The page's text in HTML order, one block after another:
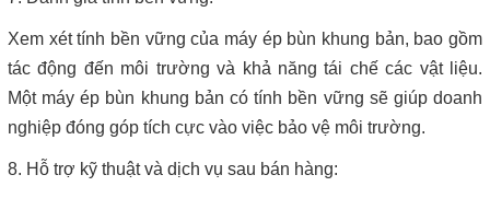
Xem xét tính bền vững của máy ép bùn khung bản, bao gồm
tác động đến môi trường và khả năng tái chế các vật liệu.
Một máy ép bùn khung bản có tính bền vững sẽ giúp doanh
nghiệp đóng góp tích cực vào việc bảo vệ môi trường.
8. Hỗ trợ kỹ thuật và dịch vụ sau bán hàng: